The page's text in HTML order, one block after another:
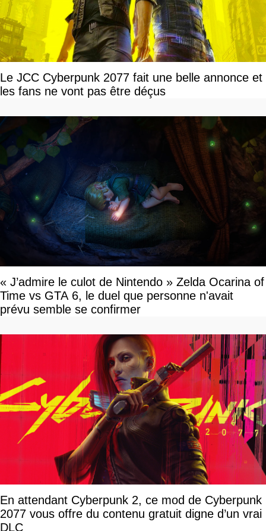
Le JCC Cyberpunk 2077 fait une belle annonce et
les fans ne vont pas être déçus
« J’admire le culot de Nintendo » Zelda Ocarina of
Time vs GTA 6, le duel que personne n'avait
prévu semble se confirmer
En attendant Cyberpunk 2, ce mod de Cyberpunk
2077 vous offre du contenu gratuit digne d’un vrai
DLC